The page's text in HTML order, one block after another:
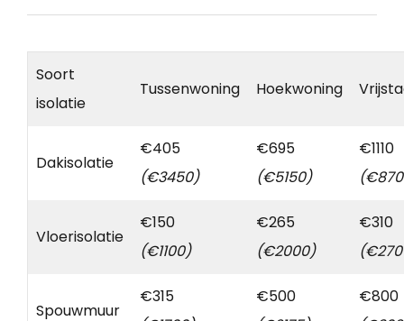
Soort
isolatie
Tussenwoning Hoekwoning
Dakisolatie
€405
(€3450)
€695
(€5150)
€1110
Vloerisolatie
€150
(€1100)
€265
(€2000)
€310
Spouwmuur
€315
€500
€800